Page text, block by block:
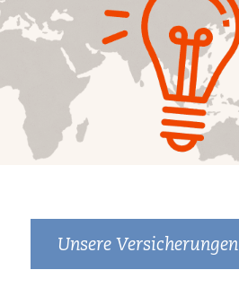
Unsere Versicherungen